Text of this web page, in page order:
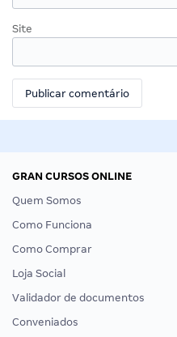
Site
GRAN CURSOS ONLINE
Quem Somos
Como Funciona
Como Comprar
Loja Social
Validador de documentos
Conveniados